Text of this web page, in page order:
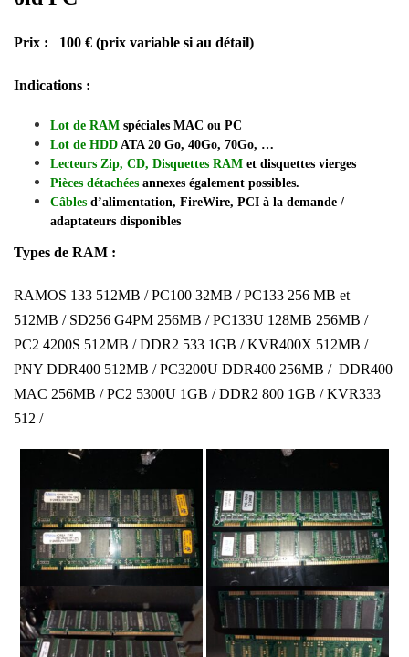
Prix : 100 € (prix variable si au détail)
Indications :
Lot de RAM spéciales MAC ou PC
Lot de HDD ATA 20 Go, 40Go, 70Go, …
Lecteurs Zip, CD, Disquettes RAM et disquettes vierges
Pièces détachées annexes également possibles.
Câbles d’alimentation, FireWire, PCI à la demande /
adaptateurs disponibles
Types de RAM :
RAMOS 133 512MB / PC100 32MB / PC133 256 MB et
512MB / SD256 G4PM 256MB / PC133U 128MB 256MB /
PC2 4200S 512MB / DDR2 533 1GB / KVR400X 512MB /
PNY DDR400 512MB / PC3200U DDR400 256MB / DDR400
MAC 256MB / PC2 5300U 1GB / DDR2 800 1GB / KVR333
512 /